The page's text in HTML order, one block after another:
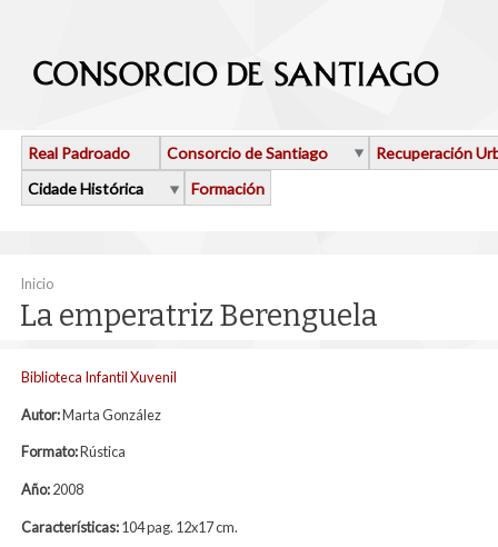
Real Padroado Consorcio de Santiago
Recuperación
Cidade Histórica
Formación
Vostede está aquí
Inicio
La emperatriz Berenguela
Biblioteca Infantil Xuvenil
Autor:Marta González
Formato:Rústica
Año:2008
Características:104 pag. 12x17 cm.